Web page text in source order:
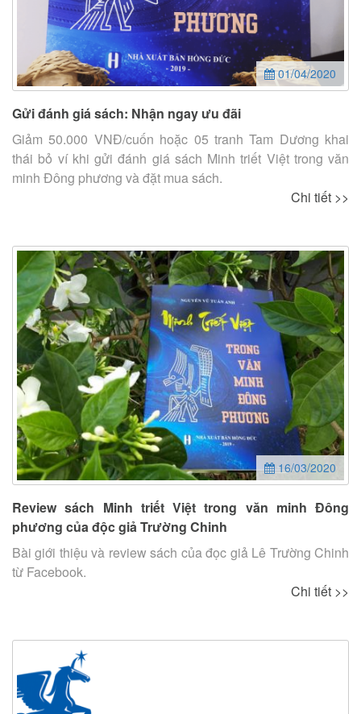
01/04/2020
Gửi đánh giá sách: Nhận ngay ưu đãi
Giảm 50.000 VNĐ/cuốn hoặc 05 tranh Tam Dương khai
thái bỏ ví khi gửi đánh giá sách Minh triết Việt trong văn
minh Đông phương và đặt mua sách.
Chi tiết >>
16/03/2020
Review sách Minh triết Việt trong văn minh Đông
phương của độc giả Trường Chinh
Bài giới thiệu và review sách của đọc giả Lê Trường Chinh
từ Facebook.
Chi tiết >>